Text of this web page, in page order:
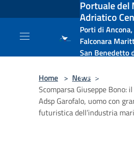
Salta al contenuto principalePortuale del
Adriatico
Porti di
Falconara
San Benedetto
e Vasto
Home > News >
Scomparsa Giuseppe Bono:
Adsp Garofalo, uomo con
futuristica dell’industria